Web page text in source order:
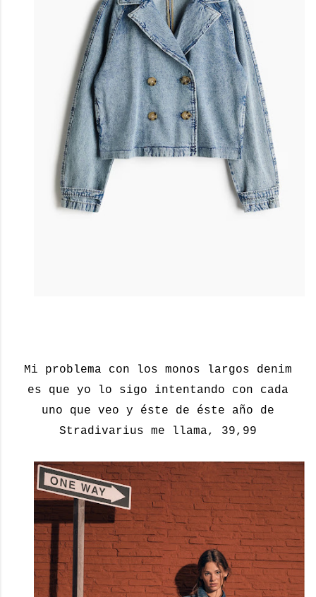
Mi problema con los monos largos denim
es que yo lo sigo intentando con cada
uno que veo y éste de éste año de
Stradivarius me llama, 39,99